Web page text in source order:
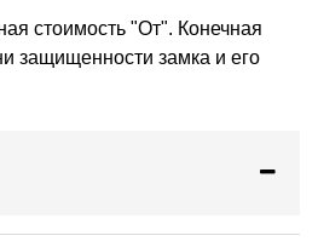
стоимость "От". Конечная
защищенности замка и его